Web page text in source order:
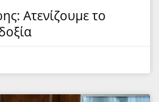
Ατενίζουμε το